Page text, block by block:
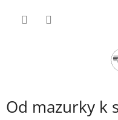
Od mazurky k